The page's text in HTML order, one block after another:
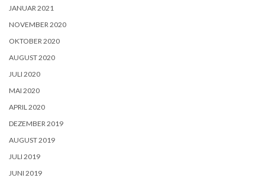
JANUAR 2021
NOVEMBER 2020
OKTOBER 2020
AUGUST 2020
JULI 2020
MAI 2020
APRIL 2020
DEZEMBER 2019
AUGUST 2019
JULI 2019
JUNI 2019